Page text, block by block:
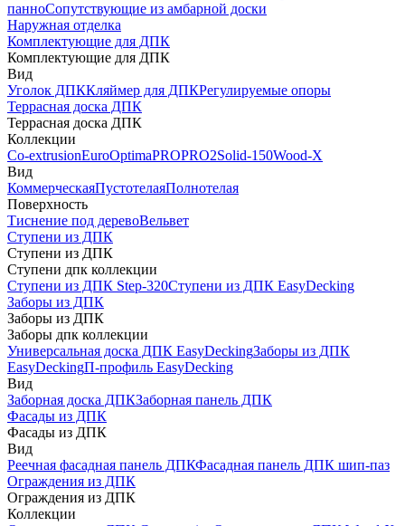
панноСопутствующие из амбарной доски
Наружная отделка
Комплектующие для ДПК
Комплектующие для ДПК
Вид
Уголок ДПККляймер для ДПКРегулируемые опоры
Террасная доска ДПК
Террасная доска ДПК
Коллекции
Co-extrusionEuroOptimaPROPRO2Solid-150Wood-X
Вид
КоммерческаяПустотелаяПолнотелая
Поверхность
Тиснение под деревоВельвет
Ступени из ДПК
Ступени из ДПК
Ступени дпк коллекции
Ступени из ДПК Step-320Ступени из ДПК EasyDecking
Заборы из ДПК
Заборы из ДПК
Заборы дпк коллекции
Универсальная доска ДПК EasyDeckingЗаборы из ДПК
EasyDeckingП-профиль EasyDecking
Вид
Заборная доска ДПКЗаборная панель ДПК
Фасады из ДПК
Фасады из ДПК
Вид
Реечная фасадная панель ДПКФасадная панель ДПК шип-паз
Ограждения из ДПК
Ограждения из ДПК
Коллекции